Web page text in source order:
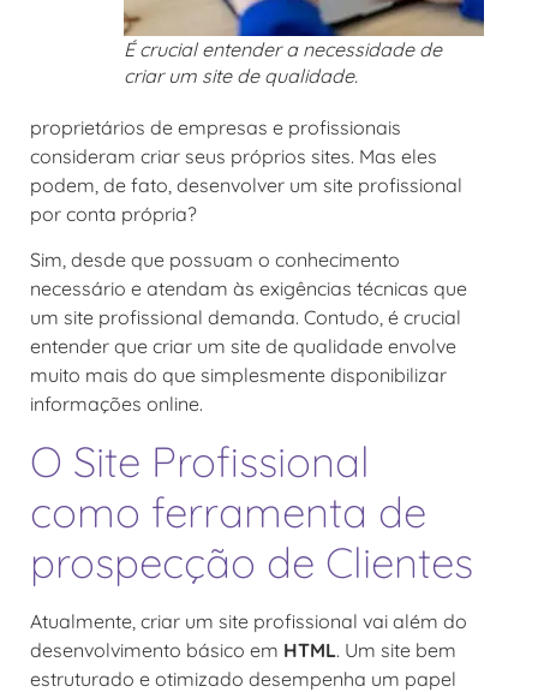
É crucial entender a necessidade de
criar um site de qualidade.
proprietários de empresas e profissionais
consideram criar seus próprios sites. Mas eles
podem, de fato, desenvolver um site profissional
por conta própria?
Sim, desde que possuam o conhecimento
necessário e atendam às exigências técnicas que
um site profissional demanda. Contudo, é crucial
entender que criar um site de qualidade envolve
muito mais do que simplesmente disponibilizar
informações online.
O Site Profissional
como ferramenta de
prospecção de Clientes
Atualmente, criar um site profissional vai além do
desenvolvimento básico em HTML. Um site bem
estruturado e otimizado desempenha um papel